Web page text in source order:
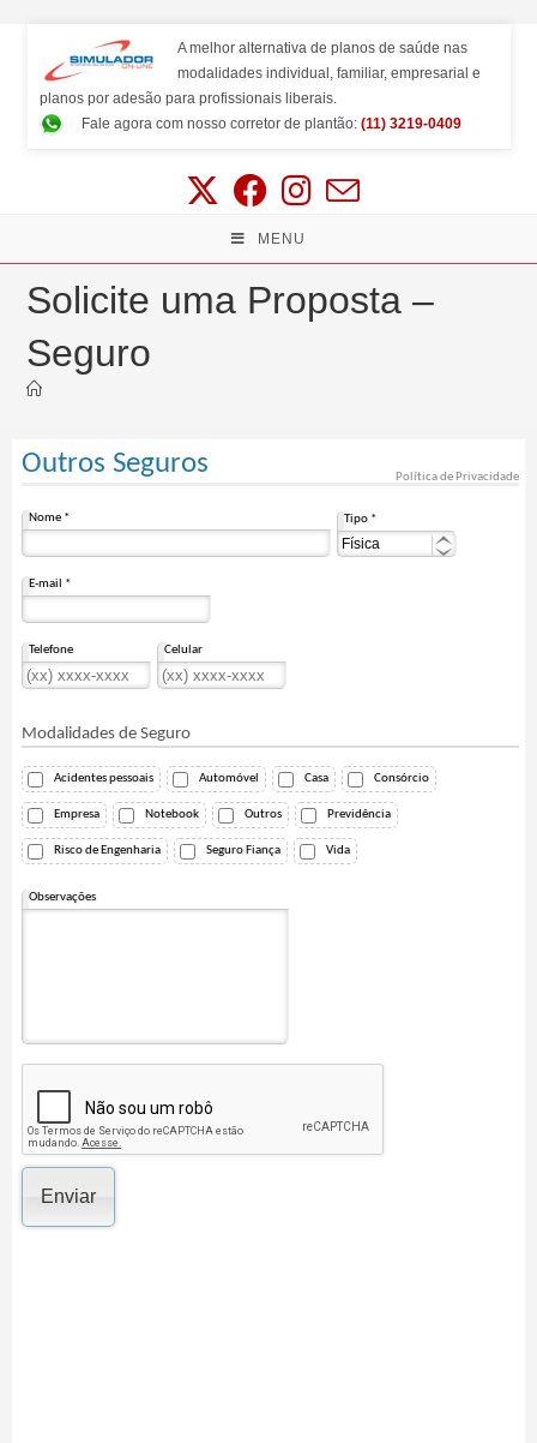
A melhor alternativa de planos de saúde nas
modalidades individual, familiar, empresarial e
planos por adesão para profissionais liberais.
Fale agora com nosso corretor de plantão: (11) 3219-0409
MENU
Solicite uma Proposta –
Seguro